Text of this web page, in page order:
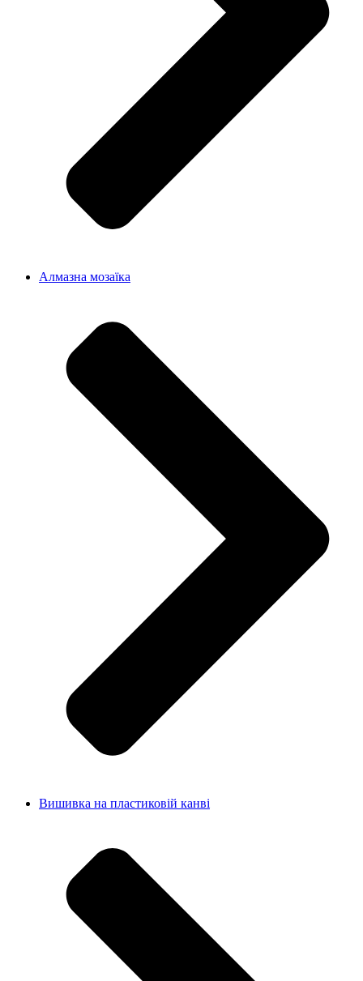
Алмазна мозаїка
Вишивка на пластиковій канві